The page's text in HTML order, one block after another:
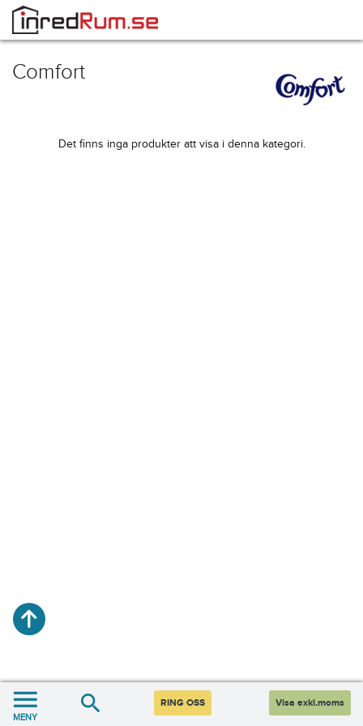
Comfort
Det finns inga produkter att visa i denna kategori.
MENY
RING OSS Visa exkl.moms